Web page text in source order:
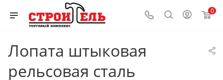
0
Лопата штыковая
рельсовая сталь